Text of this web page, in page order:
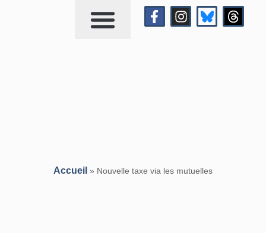
Accueil » Nouvelle taxe via les mutuelles